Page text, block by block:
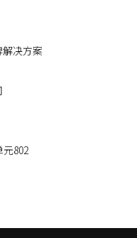
决方案
802